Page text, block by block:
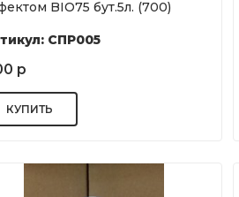
BIO75 бут.5л. (700)
СПР005
р